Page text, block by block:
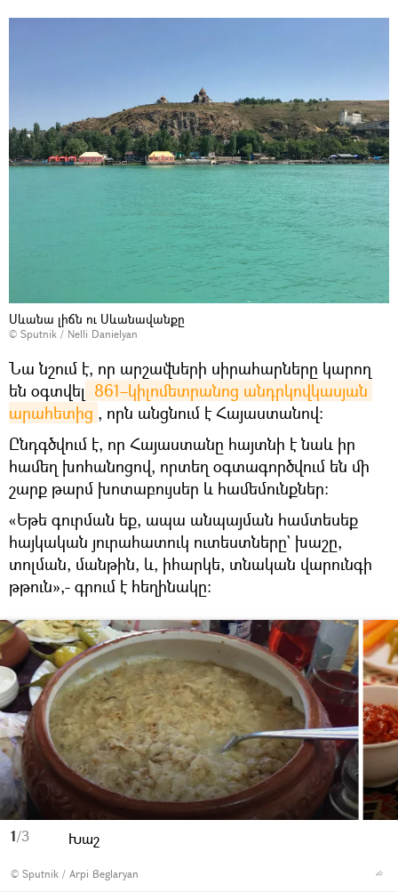
Սևանա լիճն ու Սևանավանքը
© Sputnik / Nelli Danielyan
Նա նշում է, որ արշավների սիրահարները կարող
են օգտվել 861–կիլոմետրանոց անդրկովկասյան
արահետից , որն անցնում է Հայաստանով:
Ընդգծվում է, որ Հայաստանը հայտնի է նաև իր
համեղ խոհանոցով, որտեղ օգտագործվում են մի
շարք թարմ խոտաբույսեր և համեմունքներ:
«Եթե գուրման եք, ապա անպայման համտեսեք
հայկական յուրահատուկ ուտեստները` խաշը,
տոլման, մանթին, և, իհարկե, տնական վարունգի
թթուն»,- գրում է հեղինակը։
1/3
© Sputnik / Arpi Beglaryan
Խաշ